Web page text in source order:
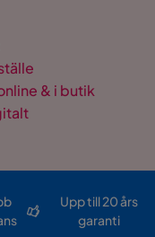
& i butik
Upp till 20 års
garanti